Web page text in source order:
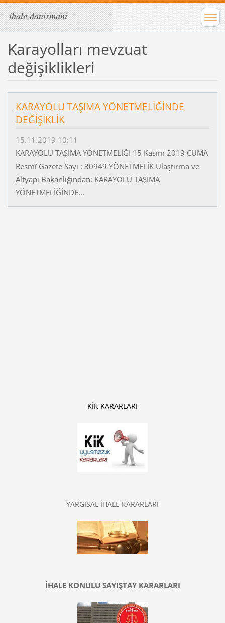
ihale danismani
Karayolları mevzuat
değişiklikleri
KARAYOLU TAŞIMA YÖNETMELİĞİNDE
DEĞİŞİKLİK
15.11.2019 10:11
KARAYOLU TAŞIMA YÖNETMELİĞİ 15 Kasım 2019 CUMA
Resmî Gazete Sayı : 30949 YÖNETMELİK Ulaştırma ve
Altyapı Bakanlığından: KARAYOLU TAŞIMA
YÖNETMELİĞİNDE...
KİK KARARLARI
YARGISAL İHALE KARARLARI
İHALE KONULU SAYIŞTAY KARARLARI